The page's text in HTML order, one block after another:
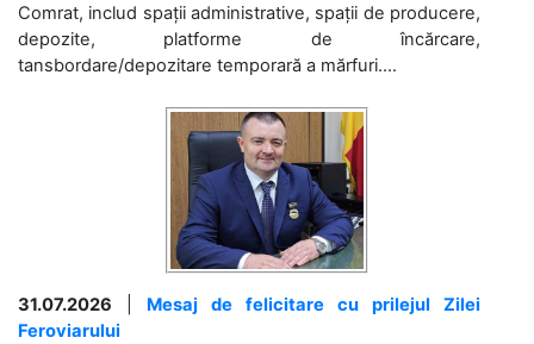
Comrat, includ spații administrative, spații de producere,
depozite, platforme de încărcare,
tansbordare/depozitare temporară a mărfuri....
31.07.2026
Mesaj de felicitare cu prilejul Zilei
Feroviarului